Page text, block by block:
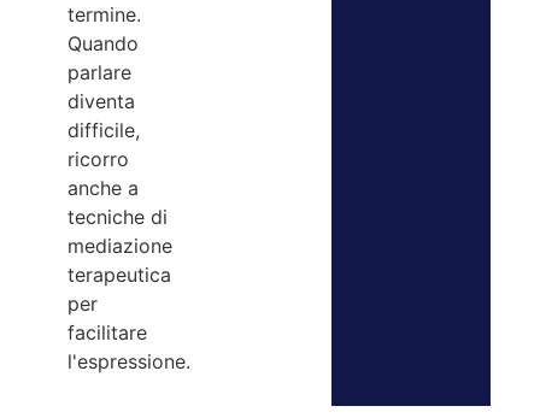
termine.
Quando
parlare
diventa
difficile,
ricorro
anche a
tecniche di
mediazione
terapeutica
per
facilitare
l'espressione.